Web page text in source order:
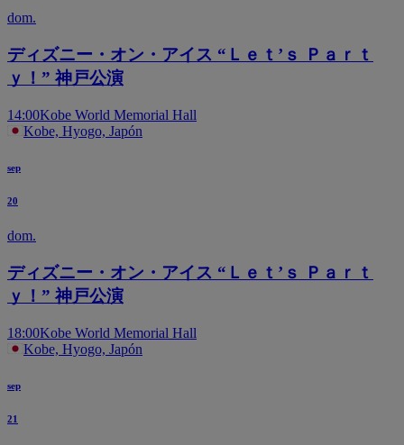
dom.
ディズニー・オン・アイス “Ｌｅｔ’ｓ Ｐａｒｔ
ｙ！” 神戸公演
14:00Kobe World Memorial Hall
Kobe, Hyogo, Japón
sep
20
dom.
ディズニー・オン・アイス “Ｌｅｔ’ｓ Ｐａｒｔ
ｙ！” 神戸公演
18:00Kobe World Memorial Hall
Kobe, Hyogo, Japón
sep
21